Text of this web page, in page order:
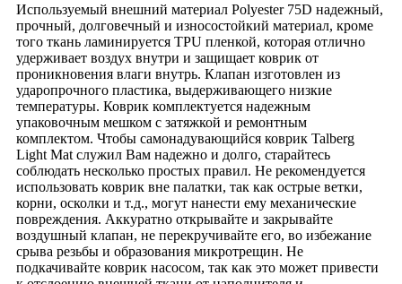
Используемый внешний материал Polyester 75D надежный,
прочный, долговечный и износостойкий материал, кроме
того ткань ламинируется TPU пленкой, которая отлично
удерживает воздух внутри и защищает коврик от
проникновения влаги внутрь. Клапан изготовлен из
ударопрочного пластика, выдерживающего низкие
температуры. Коврик комплектуется надежным
упаковочным мешком с затяжкой и ремонтным
комплектом. Чтобы самонадувающийся коврик Talberg
Light Mat служил Вам надежно и долго, старайтесь
соблюдать несколько простых правил. Не рекомендуется
использовать коврик вне палатки, так как острые ветки,
корни, осколки и т.д., могут нанести ему механические
повреждения. Аккуратно открывайте и закрывайте
воздушный клапан, не перекручивайте его, во избежание
срыва резьбы и образования микротрещин. Не
подкачивайте коврик насосом, так как это может привести